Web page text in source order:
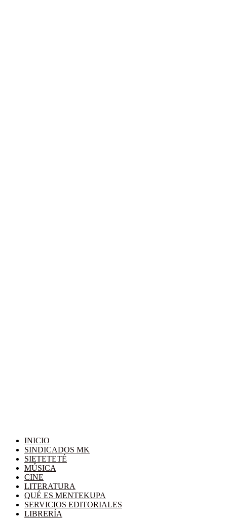
INICIO
SINDICADOS MK
SIETETETÉ
MÚSICA
CINE
LITERATURA
QUÉ ES MENTEKUPA
SERVICIOS EDITORIALES
LIBRERÍA